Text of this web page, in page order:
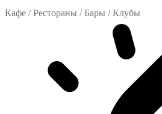
Кафе / Рестораны / Бары / Клубы